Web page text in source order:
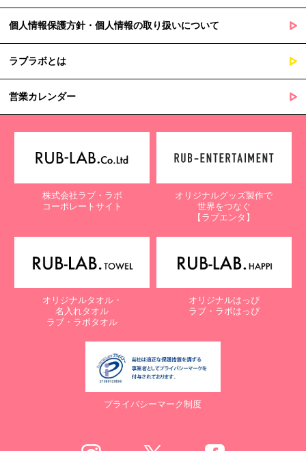
個人情報保護方針・個人情報の取り扱いについて
ラブラボとは
営業カレンダー
株式会社ラブ・ラボ
コーポレートサイト
オリジナルグッズ製作で
世界をつなぐ
【ラブエンタ】
オリジナルタオル・
名入れタオル
ラブ・ラボタオル
オリジナルはっぴ
ラブ・ラボはっぴ
プライバシーマーク制度